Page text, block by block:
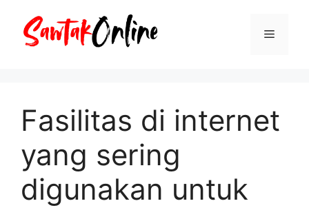
Menu
Fasilitas di internet
yang sering
digunakan untuk